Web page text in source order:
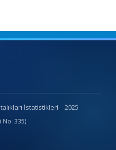
İstatistikleri – 2025
335)